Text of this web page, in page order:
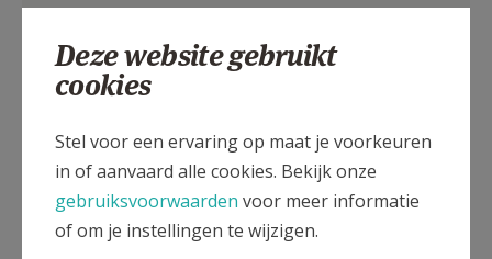
Deze website gebruikt
cookies
Stel voor een ervaring op maat je voorkeuren
in of aanvaard alle cookies. Bekijk onze
gebruiksvoorwaarden voor meer informatie
of om je instellingen te wijzigen.